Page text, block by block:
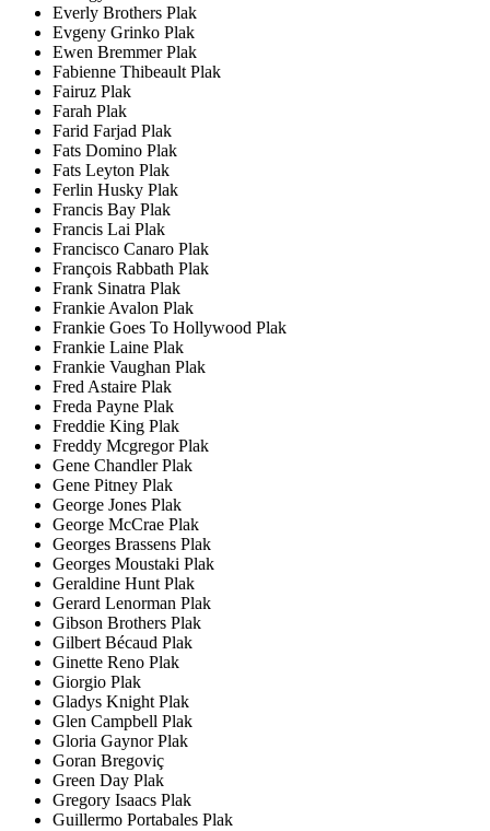
Everly Brothers Plak
Evgeny Grinko Plak
Ewen Bremmer Plak
Fabienne Thibeault Plak
Fairuz Plak
Farah Plak
Farid Farjad Plak
Fats Domino Plak
Fats Leyton Plak
Ferlin Husky Plak
Francis Bay Plak
Francis Lai Plak
Francisco Canaro Plak
François Rabbath Plak
Frank Sinatra Plak
Frankie Avalon Plak
Frankie Goes To Hollywood Plak
Frankie Laine Plak
Frankie Vaughan Plak
Fred Astaire Plak
Freda Payne Plak
Freddie King Plak
Freddy Mcgregor Plak
Gene Chandler Plak
Gene Pitney Plak
George Jones Plak
George McCrae Plak
Georges Brassens Plak
Georges Moustaki Plak
Geraldine Hunt Plak
Gerard Lenorman Plak
Gibson Brothers Plak
Gilbert Bécaud Plak
Ginette Reno Plak
Giorgio Plak
Gladys Knight Plak
Glen Campbell Plak
Gloria Gaynor Plak
Goran Bregoviç
Green Day Plak
Gregory Isaacs Plak
Guillermo Portabales Plak